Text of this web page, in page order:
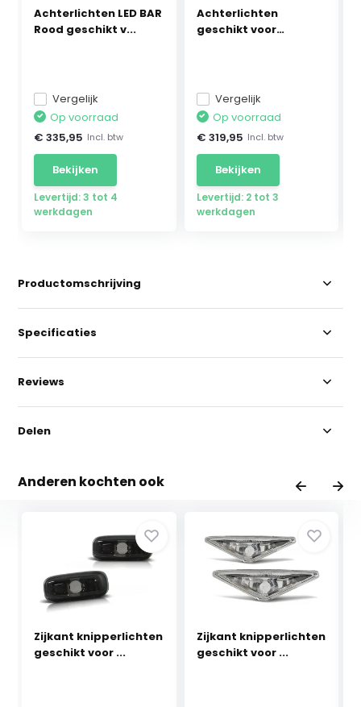
Achterlichten LED BAR
Rood geschikt v...
Vergelijk
Op voorraad
€ 335,95 Incl. btw
Bekijken
Levertijd: 3 tot 4
werkdagen
Achterlichten
geschikt voor
Vergelijk
Op voorraad
€ 319,95 Incl. btw
Bekijken
Levertijd: 2 tot 3
werkdagen
Productomschrijving
Specificaties
Reviews
Delen
Anderen kochten ook
Zijkant knipperlichten
geschikt voor ...
Zijkant knipperlichten
geschikt voor ...